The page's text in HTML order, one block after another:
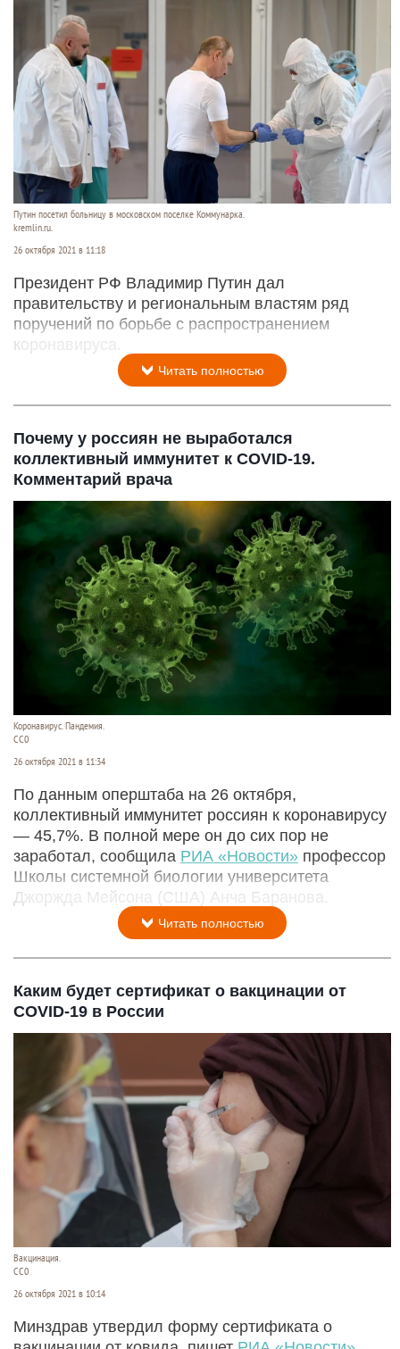
Путин посетил больницу в московском поселке Коммунарка.
kremlin.ru.
26 октября 2021 в 11:18
Президент РФ Владимир Путин дал
правительству и региональным властям ряд
поручений по борьбе с распространением
коронавируса.
Читать полностью
Почему у россиян не выработался
коллективный иммунитет к COVID-19.
Комментарий врача
Коронавирус. Пандемия.
СС0
26 октября 2021 в 11:34
По данным оперштаба на 26 октября,
коллективный иммунитет россиян к коронавирусу
— 45,7%. В полной мере он до сих пор не
заработал, сообщила РИА «Новости» профессор
Школы системной биологии университета
Джоржда Мейсона (США) Анча Баранова.
Читать полностью
Каким будет сертификат о вакцинации от
COVID-19 в России
Вакцинация.
CC0
26 октября 2021 в 10:14
Минздрав утвердил форму сертификата о